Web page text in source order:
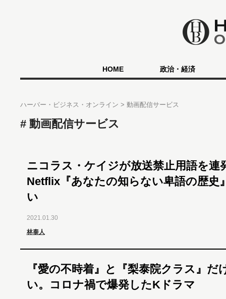
HOME 政治・経済
ハーバー・ビジネス・オンライン 動画配信サービス
動画配信サービス
ニコラス・ケイジが放送禁止用語を
Netflix『あなたの知らない卑語の歴史
い
2021.01.30
林泰人
『愛の不時着』と『梨泰院クラス』だ
い。コロナ禍で爆発したKドラマ